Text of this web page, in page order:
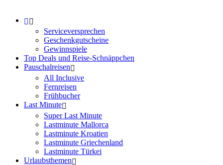
Serviceversprechen
Geschenkgutscheine
Gewinnspiele
Top Deals und Reise-Schnäppchen
Pauschalreisen
All Inclusive
Fernreisen
Frühbucher
Last Minute
Super Last Minute
Lastminute Mallorca
Lastminute Kroatien
Lastminute Griechenland
Lastminute Türkei
Urlaubsthemen